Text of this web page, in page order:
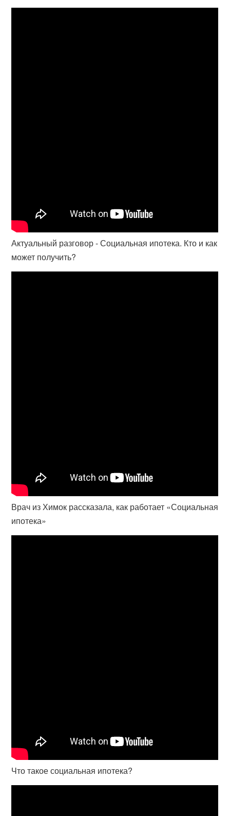
Актуальный разговор - Социальная ипотека. Кто и как
может получить?
Врач из Химок рассказала, как работает «Социальная
ипотека»
Что такое социальная ипотека?